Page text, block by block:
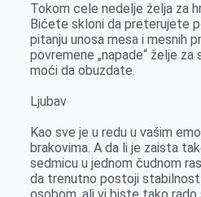
Tokom cele nedelje želja za
Bićete skloni da preterujete
pitanju unosa mesa i mesnih
povremene „napade“ želje
moći da obuzdate.
Ljubav
Kao sve je u redu u vašim
brakovima. A da li je zaista
sedmicu u jednom čudnom
da trenutno postoji stabilnost